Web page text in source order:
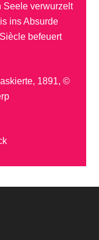
Seele verwurzelt
ins Absurde
befeuert
1891, ©